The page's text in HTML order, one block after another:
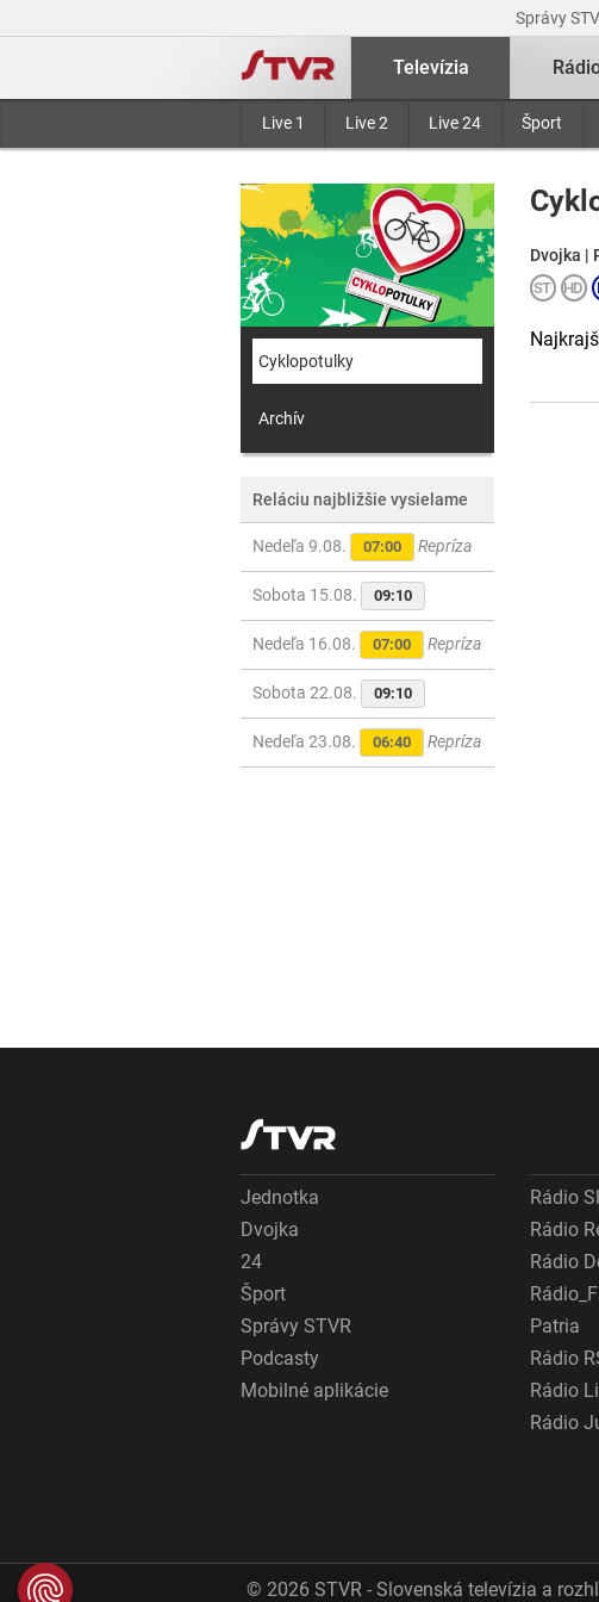
Správy
Televízia
Live 1 Live 2 Live 24 Šport
Cyklopotulky
Archív
Reláciu najbližšie vysielame
Nedeľa 9.08. 07:00 Repríza
Sobota 15.08. 09:10
Nedeľa 16.08. 07:00 Repríza
Sobota 22.08. 09:10
Nedeľa 23.08. 06:40 Repríza
Dvojka |
Jednotka
Dvojka
24
Šport
Správy STVR
Podcasty
Mobilné aplikácie
Rádio
Rádio
Rádio
Patria
Rádio
Rádio
Rádio
© 2026 STVR - Slovenská televízia a